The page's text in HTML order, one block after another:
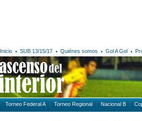
Inicio SUB 13/15/17 Quiénes somos Gol A Gol
Torneo Federal A Torneo Regional Nacional B